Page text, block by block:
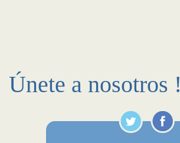
Únete a nosotros !